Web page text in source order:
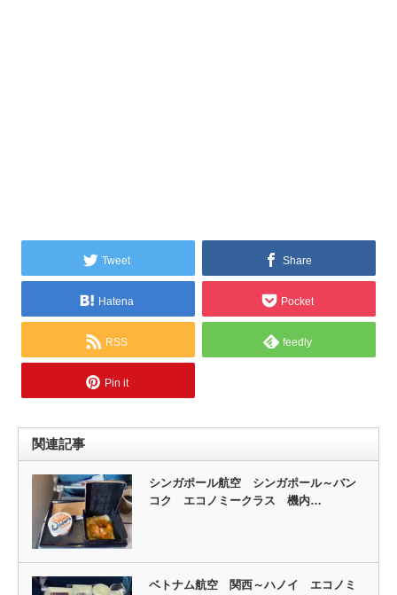
Tweet Share
Hatena Pocket
RSS feedly
Pin it
関連記事
シンガポール航空 シンガポール～バン
コク エコノミークラス 機内…
ベトナム航空 関西～ハノイ エコノミ